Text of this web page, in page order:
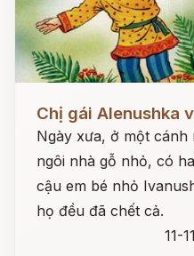
Chị gái Alenushka
Ngày xưa, ở một
ngôi nhà gỗ nhỏ, có
cậu em bé nhỏ
họ đều đã chết cả.
11-